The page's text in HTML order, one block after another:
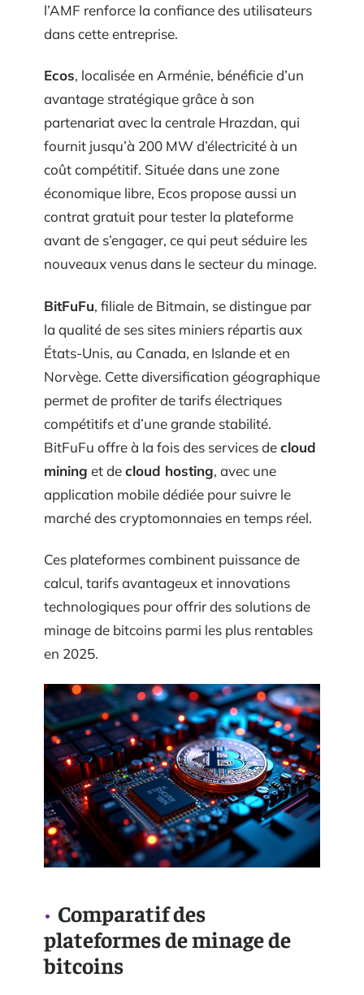
l’AMF renforce la confiance des utilisateurs
dans cette entreprise.
Ecos, localisée en Arménie, bénéficie d’un
avantage stratégique grâce à son
partenariat avec la centrale Hrazdan, qui
fournit jusqu’à 200 MW d’électricité à un
coût compétitif. Située dans une zone
économique libre, Ecos propose aussi un
contrat gratuit pour tester la plateforme
avant de s’engager, ce qui peut séduire les
nouveaux venus dans le secteur du minage.
BitFuFu, filiale de Bitmain, se distingue par
la qualité de ses sites miniers répartis aux
États-Unis, au Canada, en Islande et en
Norvège. Cette diversification géographique
permet de profiter de tarifs électriques
compétitifs et d’une grande stabilité.
BitFuFu offre à la fois des services decloud
mining et decloud hosting, avec une
application mobile dédiée pour suivre le
marché des cryptomonnaies en temps réel.
Ces plateformes combinent puissance de
calcul, tarifs avantageux et innovations
technologiques pour offrir des solutions de
minage de bitcoins parmi les plus rentables
en 2025.
Comparatif des
plateformes de minage de
bitcoins